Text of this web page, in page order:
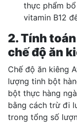
thực phẩm
vitamin B12
2. Tính
chế độ ăn
Chế độ ăn kiêng
lượng tinh bột
bột thực hàng
bằng cách trừ đi
trong tổng số